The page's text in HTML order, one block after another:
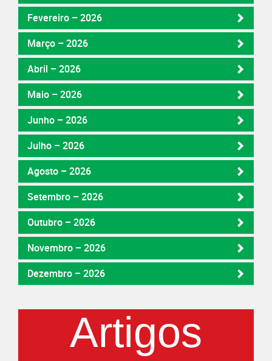
Fevereiro – 2026
Março – 2026
Abril – 2026
Maio – 2026
Junho – 2026
Julho – 2026
Agosto – 2026
Setembro – 2026
Outubro – 2026
Novembro – 2026
Dezembro – 2026
Artigos